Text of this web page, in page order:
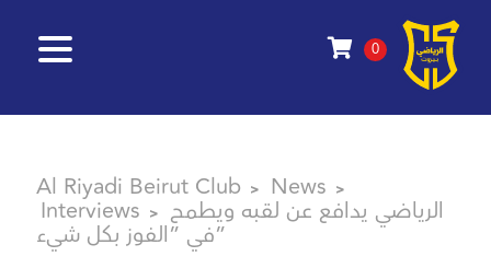
0
Al Riyadi Beirut Club > News >
Interviews > الرياضي يدافع عن لقبه ويطمح
في ”الفوز بكل شيء”